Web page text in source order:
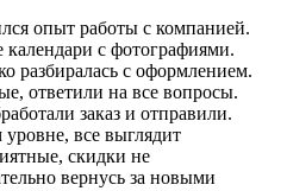
опыт работы с компанией.
календари с фотографиями.
разбиралась с оформлением.
ответили на все вопросы.
заказ и отправили.
все выглядит
скидки не
вернусь за новыми